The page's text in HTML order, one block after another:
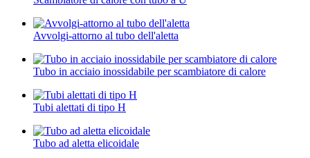
Avvolgi-attorno al tubo dell'aletta
Tubo in acciaio inossidabile per scambiatore di calore
Tubi alettati di tipo H
Tubo ad aletta elicoidale